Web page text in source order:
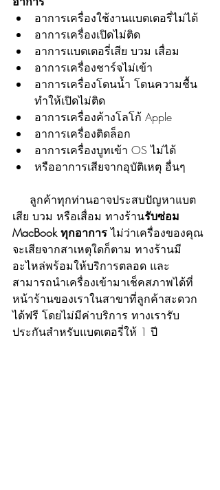
อาการเครื่องใช้งานแบตเตอรี่ไม่ได้
อาการเครื่องเปิดไม่ติด
อาการแบตเตอรี่เสีย บวม เสื่อม
อาการเครื่องชาร์จไม่เข้า
อาการเครื่องโดนน้ำ โดนความชื้น
ทำให้เปิดไม่ติด
อาการเครื่องค้างโลโก้ Apple
อาการเครื่องติดล็อก
อาการเครื่องบูทเข้า OS ไม่ได้
หรืออาการเสียจากอุบัติเหตุ อื่นๆ
เสีย บวม หรือเสื่อม ทางร้านรับซ่อม
MacBook ทุกอาการ ไม่ว่าเครื่องของคุณ
จะเสียจากสาเหตุใดก็ตาม ทางร้านมี
อะไหล่พร้อมให้บริการตลอด และ
สามารถนำเครื่องเข้ามาเช็คสภาพได้ที่
หน้าร้านของเราในสาขาที่ลูกค้าสะดวก
ได้ฟรี โดยไม่มีค่าบริการ ทางเรารับ
ประกันสำหรับแบตเตอรี่ให้ 1 ปี